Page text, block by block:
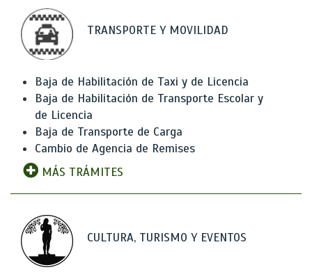
TRANSPORTE Y MOVILIDAD
Baja de Habilitación de Taxi y de Licencia
Baja de Habilitación de Transporte Escolar y
de Licencia
Baja de Transporte de Carga
Cambio de Agencia de Remises
MÁS TRÁMITES
CULTURA, TURISMO Y EVENTOS